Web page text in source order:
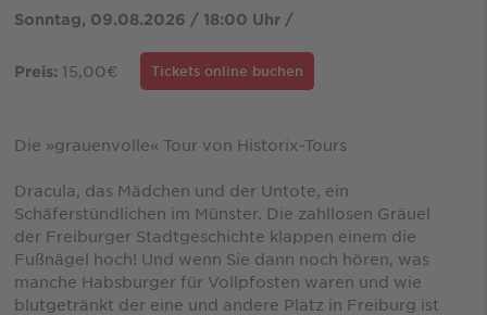
Sonntag, 09.08.2026 / 18:00 Uhr /
Preis: 15,00€ Tickets online buchen
Die »grauenvolle« Tour von Historix-Tours
Dracula, das Mädchen und der Untote, ein
Schäferstündlichen im Münster. Die zahllosen Gräuel
der Freiburger Stadtgeschichte klappen einem die
Fußnägel hoch! Und wenn Sie dann noch hören, was
manche Habsburger für Vollpfosten waren und wie
blutgetränkt der eine und andere Platz in Freiburg ist